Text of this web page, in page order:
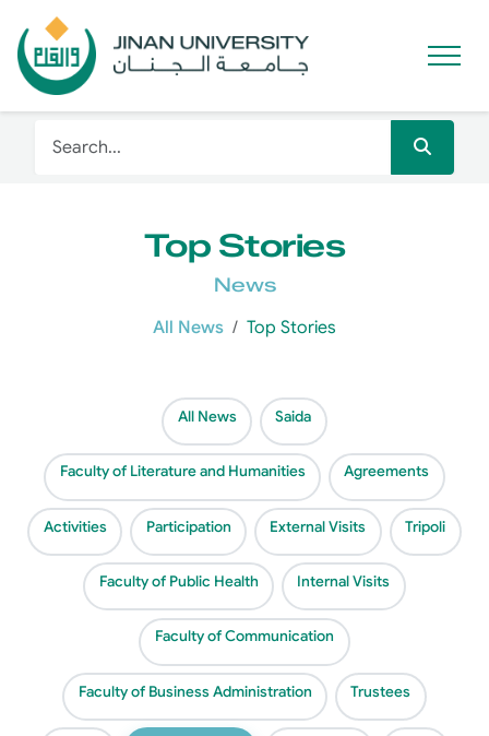
Top Stories
News
All News Top Stories
All News Saida
Faculty of Literature and Humanities Agreements
Activities Participation External Visits Tripoli
Faculty of Public Health Internal Visits
Faculty of Communication
Faculty of Business Administration Trustees